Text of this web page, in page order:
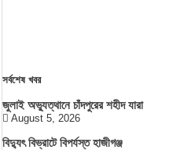
সর্বশেষ খবর
জুলাই অভ্যুত্থানে চাঁদপুরের শহীদ যারা
August 5, 2026
বিদ্যুৎ বিভ্রাটে বিপর্যস্ত হাজীগঞ্জ